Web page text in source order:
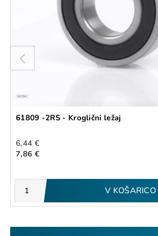
61809 -2RS - Kroglični ležaj
6,44 €
7,86 €
V KOŠARICO